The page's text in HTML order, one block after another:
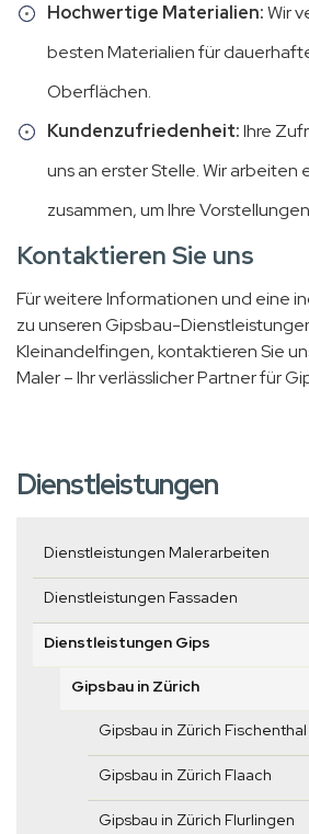
Hochwertige Materialien:Wir
besten Materialien für
Oberflächen.
Kundenzufriedenheit:Ihre
uns an erster Stelle. Wir arbeiten
zusammen, um Ihre
Kontaktieren Sie uns
Für weitere Informationen und eine
zu unseren Gipsbau-
Kleinandelfingen, kontaktieren Sie
Maler – Ihr verlässlicher Partner für
Dienstleistungen
Dienstleistungen Malerarbeiten
Dienstleistungen Fassaden
Dienstleistungen Gips
Gipsbau in Zürich
Gipsbau in Zürich Fischenthal
Gipsbau in Zürich Flaach
Gipsbau in Zürich Flurlingen